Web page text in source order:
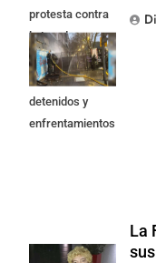
protesta contra
la Ley de
Propiedad
Privada: hubo
detenidos y
enfrentamientos
La